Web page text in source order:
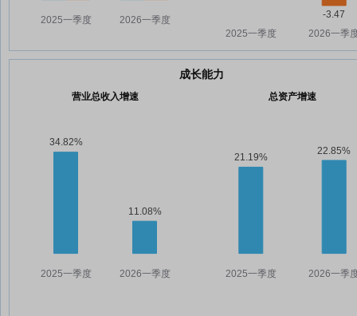
成长能力
营业总收入增速 总资产增速